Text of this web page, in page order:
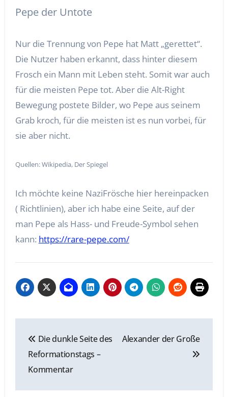
Pepe der Untote
Nur die Trennung von Pepe hat Matt „gerettet“.
Die Nutzer haben erkannt, dass hinter diesem
Frosch ein Mann mit Leben steht. Somit war auch
für die meisten Pepe tot. Aber die Alt-Right
Bewegung postete Bilder, wo Pepe aus seinem
Grab kroch, für die meisten ist es nun vorbei, für
sie aber nicht.
Quellen: Wikipedia, Der Spiegel
Ich möchte keine NaziFrösche hier hereinpacken
( Richtlinien), aber ich habe eine Seite, auf der
man Pepe als Hass- und Freude-Symbol sehen
kann: https://rare-pepe.com/
Die dunkle Seite des
Reformationstags –
Kommentar
Alexander der Große